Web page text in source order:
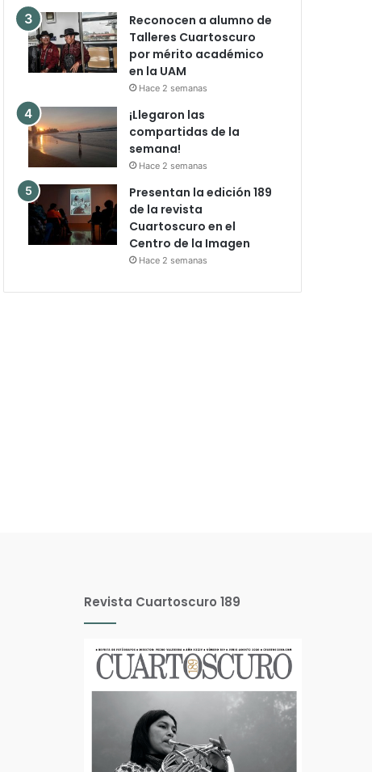
Reconocen a alumno de
Talleres Cuartoscuro
por mérito académico
en la UAM
Hace 2 semanas
¡Llegaron las
compartidas de la
semana!
Hace 2 semanas
Presentan la edición 189
de la revista
Cuartoscuro en el
Centro de la Imagen
Hace 2 semanas
Revista Cuartoscuro 189